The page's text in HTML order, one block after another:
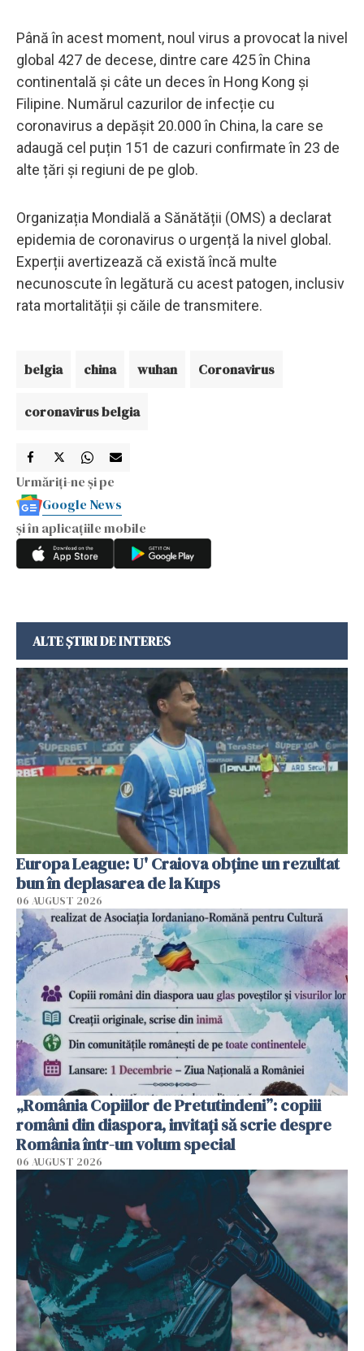
Până în acest moment, noul virus a provocat la nivel
global 427 de decese, dintre care 425 în China
continentală și câte un deces în Hong Kong și
Filipine. Numărul cazurilor de infecție cu
coronavirus a depășit 20.000 în China, la care se
adaugă cel puțin 151 de cazuri confirmate în 23 de
alte țări și regiuni de pe glob.
Organizația Mondială a Sănătății (OMS) a declarat
epidemia de coronavirus o urgență la nivel global.
Experții avertizează că există încă multe
necunoscute în legătură cu acest patogen, inclusiv
rata mortalității și căile de transmitere.
belgia china wuhan Coronavirus
coronavirus belgia
Urmăriți-ne și pe
Google News
și în aplicațiile mobile
ALTE ȘTIRI DE INTERES
Europa League: U' Craiova obține un rezultat
bun în deplasarea de la Kups
06 AUGUST 2026
„România Copiilor de Pretutindeni”: copiii
români din diaspora, invitați să scrie despre
România într-un volum special
06 AUGUST 2026